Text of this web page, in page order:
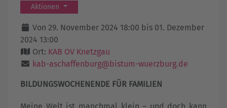
Aktionen
Von 29. November 2024 18:00 bis 01. Dezember
2024 13:00
Ort: KAB OV Knetzgau
kab-aschaffenburg@bistum-wuerzburg.de
BILDUNGSWOCHENENDE FÜR FAMILIEN